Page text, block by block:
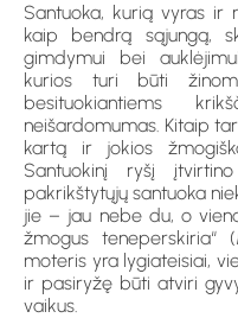
Santuoka, kurią vyras ir
kaip bendrą sąjungą,
gimdymui bei
kurios turi būti
besituokiantiems
neišardomumas. Kitaip
kartą ir jokios
Santuokinį ryšį
pakrikštytųjų santuoka
jie – jau nebe du, o
žmogus teneperskiria“
moteris yra lygiateisiai,
ir pasiryžę būti atviri
vaikus.